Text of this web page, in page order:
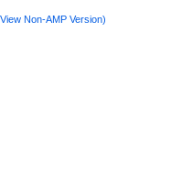
Non-AMP Version)